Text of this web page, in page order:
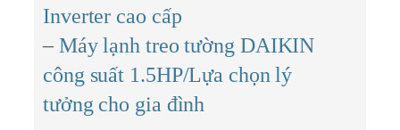
Inverter cao cấp
–Máy lạnh treo tường DAIKIN
công suất 1.5HP/Lựa chọn lý
tưởng cho gia đình